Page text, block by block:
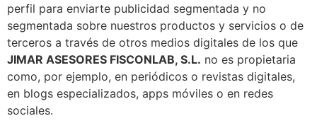
perfil para enviarte publicidad segmentada y no
segmentada sobre nuestros productos y servicios o de
terceros a través de otros medios digitales de los que
JIMAR ASESORES FISCONLAB, S.L. no es propietaria
como, por ejemplo, en periódicos o revistas digitales,
en blogs especializados, apps móviles o en redes
sociales.